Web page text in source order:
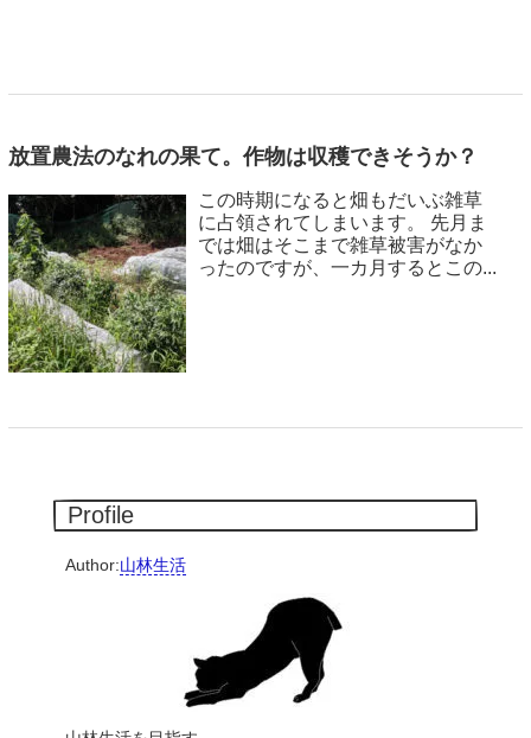
放置農法のなれの果て。作物は収穫できそうか？
この時期になると畑もだいぶ雑草
に占領されてしまいます。 先月ま
では畑はそこまで雑草被害がなか
ったのですが、一カ月するとこの...
Profile
Author:山林生活